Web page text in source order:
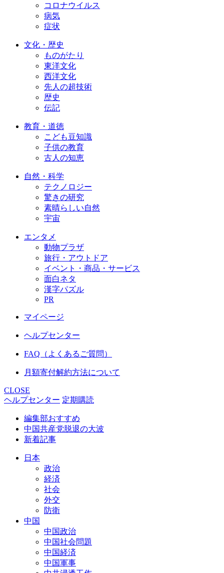
コロナウイルス
病気
症状
文化・歴史
ものがたり
東洋文化
西洋文化
先人の超技術
歴史
伝記
教育・道徳
こども豆知識
子供の教育
古人の知恵
自然・科学
テクノロジー
驚きの研究
素晴らしい自然
宇宙
エンタメ
動物プラザ
旅行・アウトドア
イベント・商品・サービス
面白ネタ
漢字パズル
PR
マイページ
ヘルプセンター
FAQ（よくあるご質問）
月額寄付解約方法について
CLOSE
ヘルプセンター 定期購読
編集部おすすめ
中国共産党脱退の大波
新着記事
日本
政治
経済
社会
外交
防衛
中国
中国政治
中国社会問題
中国経済
中国軍事